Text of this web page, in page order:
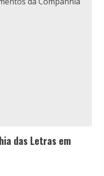
das Letras em